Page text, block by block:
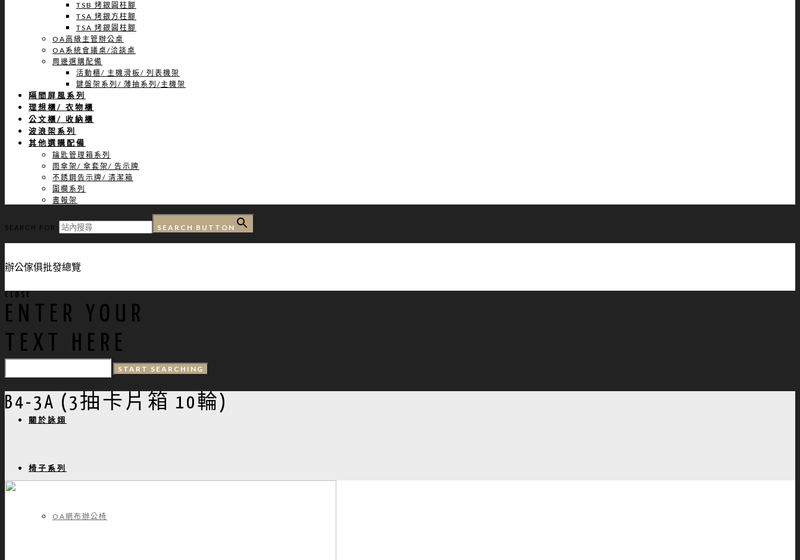
TSB 烤銀圓柱腳
TSA 烤銀方柱腳
TSA 烤銀圓柱腳
OA高級主管辦公桌
OA系統會議桌/洽談桌
周邊選購配備
活動櫃/ 主機滑板/ 列表機架
鍵盤架系列/ 薄抽系列/主機架
隔間屏風系列
理想櫃/ 衣物櫃
公文櫃/ 收納櫃
波浪架系列
其他選購配備
鑰匙管理箱系列
雨傘架/ 傘套架/ 告示牌
不銹鋼告示牌/ 清潔箱
圍欄系列
書報架
SEARCH FOR: SEARCH BUTTON
辦公傢俱批發總覽
關於詠翊
椅子系列
OA網布辦公椅
CLOSE
ENTER YOUR
TEXT HERE
B4-3A (3抽卡片箱 10輪)